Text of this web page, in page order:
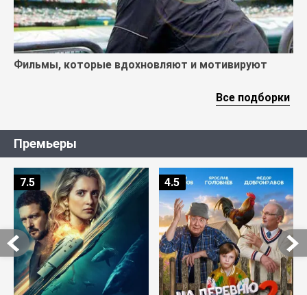
Фильмы, которые вдохновляют и мотивируют
Все подборки
Премьеры
7.5 4.5